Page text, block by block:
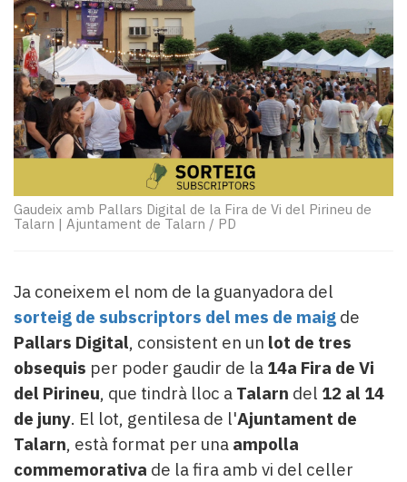
temps
Reportatges
Entrevistes
Enquestes
A
escena!
Dis
la
Subscriptors
La
Pallars
Contingut
patrocinat
Lo
més
llegit...
Editorial
Gaudeix amb Pallars Digital de la Fira de Vi del Pirineu de
Talarn | Ajuntament de Talarn / PD
Ja coneixem el nom de la guanyadora del
sorteig de subscriptors del mes de maig de
Pallars Digital, consistent en un lot de tres
obsequis per poder gaudir de la 14a Fira de Vi
del Pirineu, que tindrà lloc a Talarn del 12 al 14
de juny. El lot, gentilesa de l'Ajuntament de
Talarn, està format per una ampolla
commemorativa de la fira amb vi del celler